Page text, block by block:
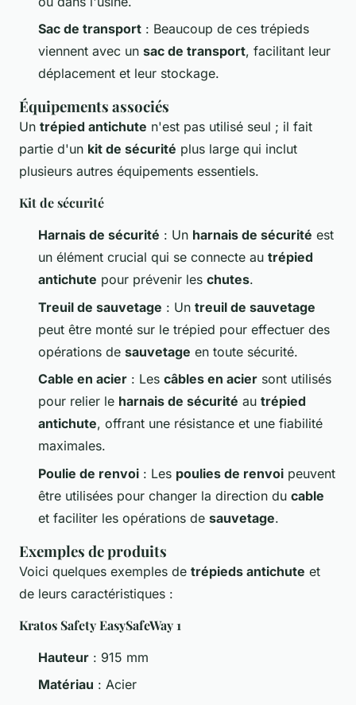
Sac de transport : Beaucoup de ces trépieds
viennent avec un sac de transport, facilitant leur
déplacement et leur stockage.
Équipements associés
Un trépied antichute n'est pas utilisé seul ; il fait
partie d'un kit de sécurité plus large qui inclut
plusieurs autres équipements essentiels.
Kit de sécurité
Harnais de sécurité : Un harnais de sécurité est
un élément crucial qui se connecte au trépied
antichute pour prévenir les chutes.
Treuil de sauvetage : Un treuil de sauvetage
peut être monté sur le trépied pour effectuer des
opérations de sauvetage en toute sécurité.
Cable en acier : Les câbles en acier sont utilisés
pour relier le harnais de sécurité au trépied
antichute, offrant une résistance et une fiabilité
maximales.
Poulie de renvoi : Les poulies de renvoi peuvent
être utilisées pour changer la direction du cable
et faciliter les opérations de sauvetage.
Exemples de produits
Voici quelques exemples de trépieds antichute et
de leurs caractéristiques :
Kratos Safety EasySafeWay 1
Hauteur : 915 mm
Matériau : Acier